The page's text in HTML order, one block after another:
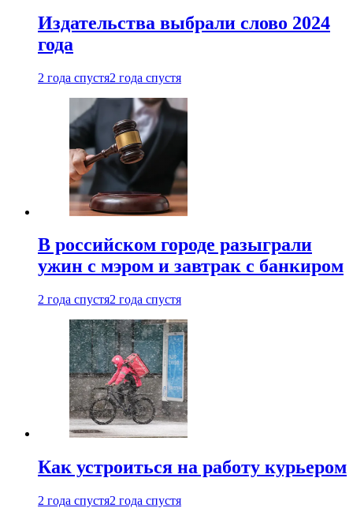
Издательства выбрали слово 2024
года
2 года спустя2 года спустя
В российском городе разыграли
ужин с мэром и завтрак с банкиром
2 года спустя2 года спустя
Как устроиться на работу курьером
2 года спустя2 года спустя